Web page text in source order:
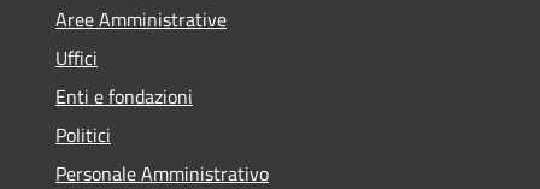
Aree Amministrative
Uffici
Enti e fondazioni
Politici
Personale Amministrativo